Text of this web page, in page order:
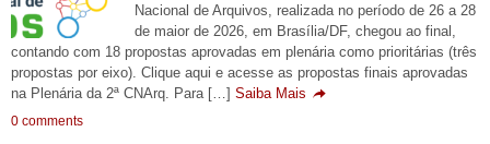
Nacional de Arquivos, realizada no período de 26 a 28
de maior de 2026, em Brasília/DF, chegou ao final,
contando com 18 propostas aprovadas em plenária como prioritárias (três
propostas por eixo). Clique aqui e acesse as propostas finais aprovadas
na Plenária da 2ª CNArq. Para […] Saiba Mais
0 comments